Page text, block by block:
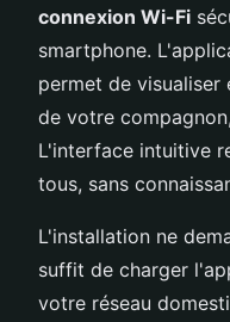
connexion Wi-Fi
smartphone.
permet de visualiser
de votre
L'interface intuitive
tous, sans
L'installation ne
suffit de charger
votre réseau